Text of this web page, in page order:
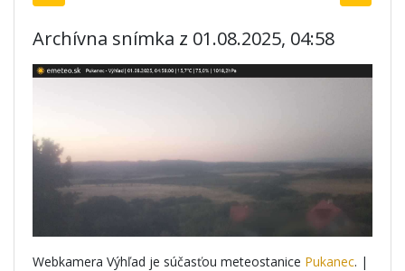
Archívna snímka z 01.08.2025, 04:58
Webkamera Výhľad je súčasťou meteostanice Pukanec. |